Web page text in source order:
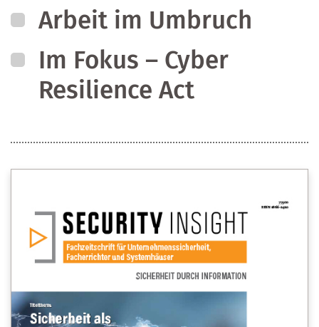
Arbeit im Umbruch
Im Fokus – Cyber
Resilience Act